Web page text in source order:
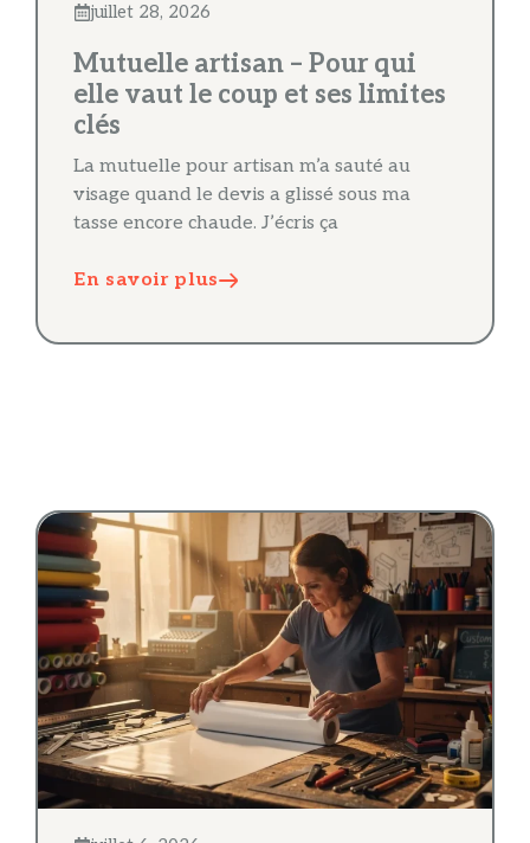
juillet 28, 2026
Mutuelle artisan – Pour qui
elle vaut le coup et ses limites
clés
La mutuelle pour artisan m’a sauté au
visage quand le devis a glissé sous ma
tasse encore chaude. J’écris ça
En savoir plus